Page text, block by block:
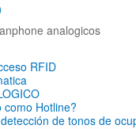
analogicos
RFID
Hotline?
de tonos de